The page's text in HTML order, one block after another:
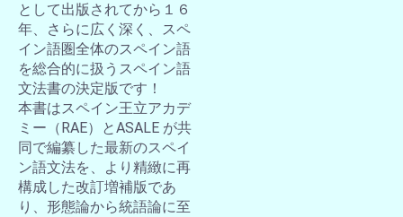
として出版されてから１６
年、さらに広く深く、スペ
イン語圏全体のスペイン語
を総合的に扱うスペイン語
文法書の決定版です！
本書はスペイン王立アカデ
ミー（RAE）とASALE が共
同で編纂した最新のスペイ
ン語文法を、より精緻に再
構成した改訂増補版であ
り、形態論から統語論に至